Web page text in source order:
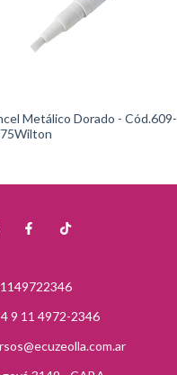
Metálico Dorado - Cód.609-
9 11 4972-2346